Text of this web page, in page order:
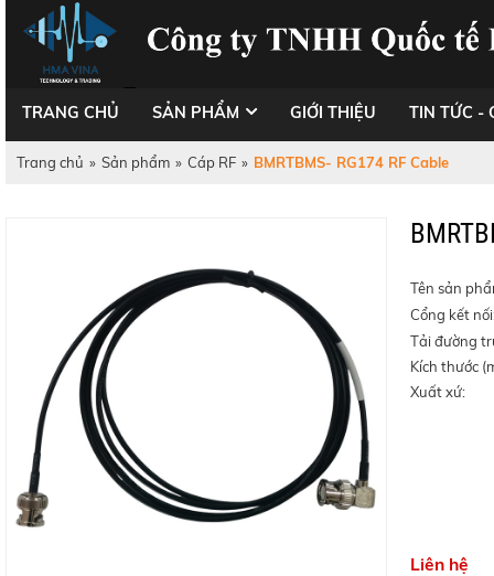
TRANG CHỦ SẢN PHẨM GIỚI THIỆU TIN TỨC -
Trang chủ » Sản phẩm » Cáp RF » BMRTBMS- RG174 RF Cable
Tên sản
Cổng kết
Tải đường
Kích thước
Xuất xứ:
Liên hệ